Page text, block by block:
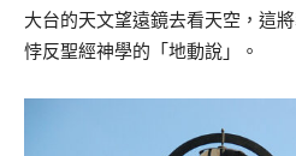
大台的天文望遠鏡去看天空，這
悖反聖經神學的「地動說」。